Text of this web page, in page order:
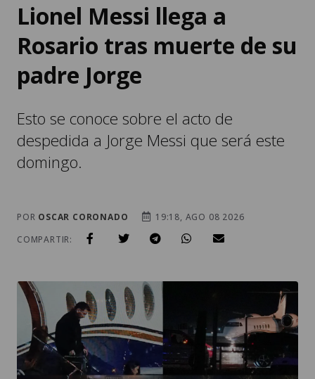
Lionel Messi llega a
Rosario tras muerte de su
padre Jorge
Esto se conoce sobre el acto de
despedida a Jorge Messi que será este
domingo.
POR OSCAR CORONADO
19:18, AGO 08 2026
COMPARTIR: